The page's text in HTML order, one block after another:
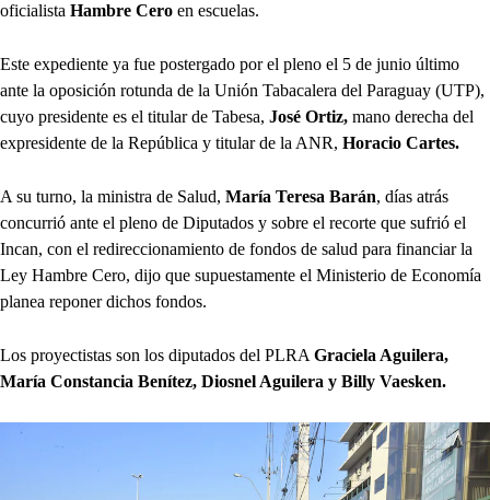
oficialista Hambre Cero en escuelas.
Este expediente ya fue postergado por el pleno el 5 de junio último
ante la oposición rotunda de la Unión Tabacalera del Paraguay (UTP),
cuyo presidente es el titular de Tabesa, José Ortiz, mano derecha del
expresidente de la República y titular de la ANR, Horacio Cartes.
A su turno, la ministra de Salud, María Teresa Barán, días atrás
concurrió ante el pleno de Diputados y sobre el recorte que sufrió el
Incan, con el redireccionamiento de fondos de salud para financiar la
Ley Hambre Cero, dijo que supuestamente el Ministerio de Economía
planea reponer dichos fondos.
Los proyectistas son los diputados del PLRA Graciela Aguilera,
María Constancia Benítez, Diosnel Aguilera y Billy Vaesken.